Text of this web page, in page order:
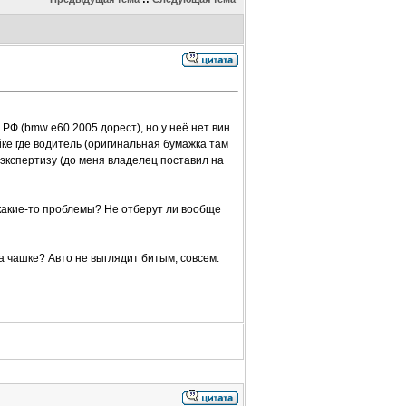
(bmw e60 2005 дорест), но у неё нет вин
где водитель (оригинальная бумажка там
(до меня владелец поставил на
то проблемы? Не отберут ли вообще
чашке? Авто не выглядит битым, совсем.